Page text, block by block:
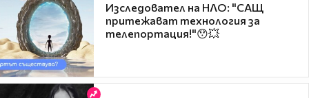
Изследовател на НЛО: "САЩ
притежават технология за
телепортация!"😯💥